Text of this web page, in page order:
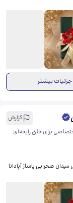
جزئیات بیشتر
گزارش
برای خلق رایحه‌ای
صحرایی پاساژ آپادانا